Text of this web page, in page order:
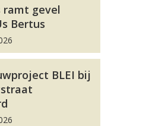
ramt gevel
Bertus
BLEI bij